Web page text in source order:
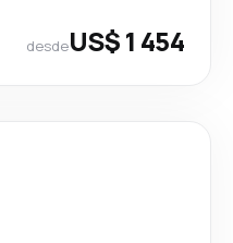
desdeUS$ 1 454